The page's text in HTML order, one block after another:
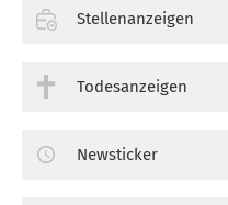
Stellenanzeigen
Todesanzeigen
Newsticker